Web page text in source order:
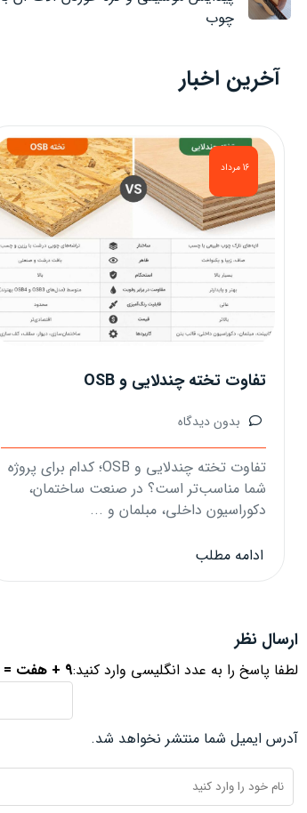
چوب
آخرین اخبار
16 مرداد
تفاوت تخته چندلایی و OSB
بدون دیدگاه
تفاوت تخته چندلایی و OSB؛ کدام برای پروژه
شما مناسب‌تر است؟ در صنعت ساختمان،
دکوراسیون داخلی، مبلمان و ...
ادامه مطلب
ارسال نظر
آدرس ایمیل شما منتشر نخواهد شد.
لطفا پاسخ را به عدد انگلیسی وارد کنید:9 + هفت =